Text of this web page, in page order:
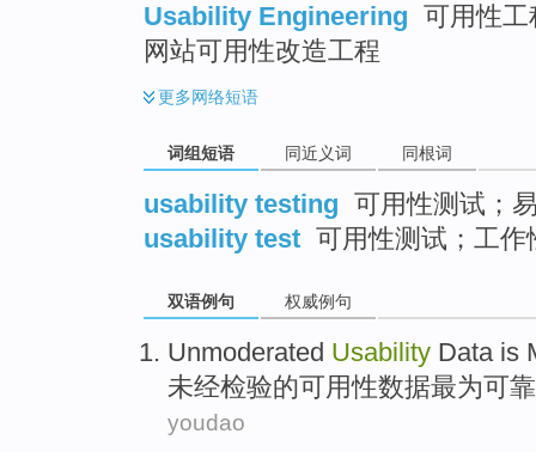
Usability Engineering 可用性工
网站可用性改造工程
更多网络短语
词组短语 同近义词 同根词
usability testing 可用性测试；
usability test 可用性测试；工
双语例句 权威例句
Unmoderated Usability Data is
未经检验的可用性数据最为可靠
youdao